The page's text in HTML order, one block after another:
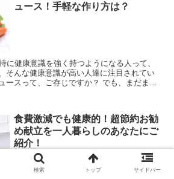
ュース！手軽な作り方は？
食費激減でも健康的！超節約お勧
め献立を一人暮らしのあなたにご
紹介！
検索 トップ サイドバー